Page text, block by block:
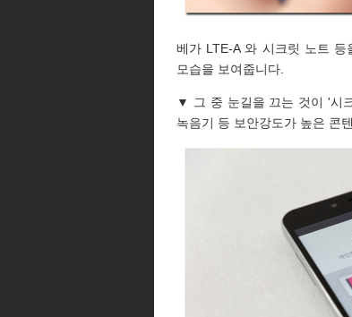
베가 LTE-A 와 시크릿 노트
모습을 보여줍니다.
▼ 그 중 눈길을 끄는 것이 '시
녹음기 등 보안강도가 높은 콘